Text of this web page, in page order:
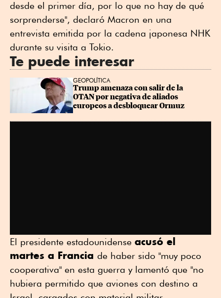
desde el primer día, por lo que no hay de qué
sorprenderse", declaró Macron en una
entrevista emitida por la cadena japonesa NHK
durante su visita a Tokio.
Te puede interesar
GEOPOLÍTICA
Trump amenaza con salir de la
OTAN por negativa de aliados
europeos a desbloquear Ormuz
El presidente estadounidense acusó el
martes a Francia de haber sido "muy poco
cooperativa" en esta guerra y lamentó que "no
hubiera permitido que aviones con destino a